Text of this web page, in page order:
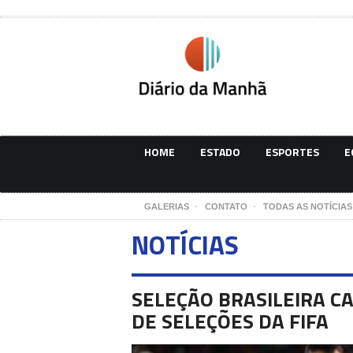
HOME ESTADO ESPORTES
GALERIAS CONTATO TODAS AS NOTÍCIAS
NOTÍCIAS
SELEÇÃO BRASILEIRA
DE SELEÇÕES DA FIFA